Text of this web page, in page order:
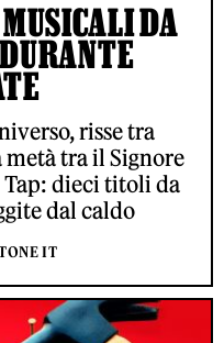
DA
risse tra
tra il Signore
dieci titoli da
dal caldo
IT